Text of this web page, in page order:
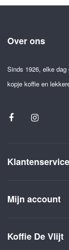
Over ons
Sinds 1926, elke
kopje koffie en
Klantenservice
Mijn account
Koffie De Vlijt